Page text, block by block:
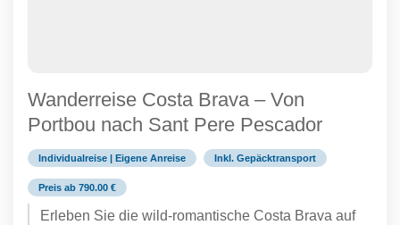
Wanderreise Costa Brava – Von
Portbou nach Sant Pere Pescador
Individualreise | Eigene Anreise Inkl. Gepäcktransport
Preis ab 790.00 €
Erleben Sie die wild-romantische Costa Brava auf